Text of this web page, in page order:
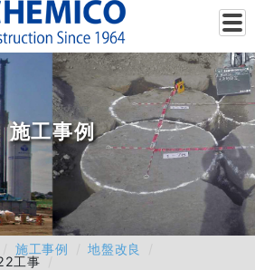
施工事例
施工事例
地盤改良
工事